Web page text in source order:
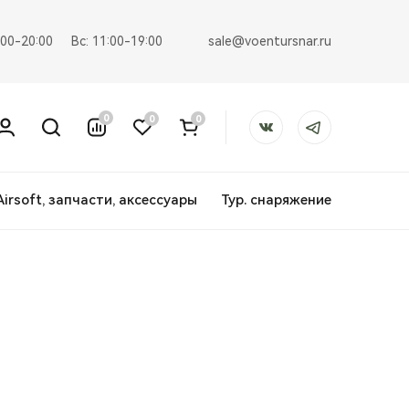
20:00 Вс: 11:00-19:00 sale@voentursnar.ru
0 0 0
запчасти, аксессуары Тур. снаряжение